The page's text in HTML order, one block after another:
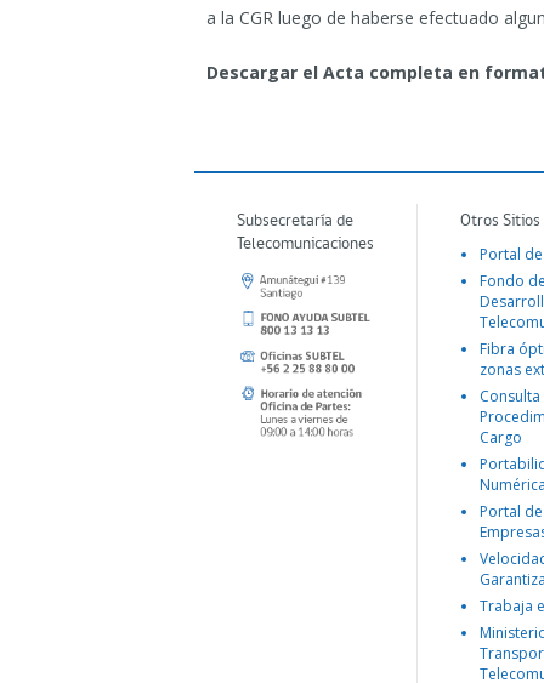
a la CGR luego de haberse efectuado
Descargar el Acta completa en
Subsecretaría de
Telecomunicaciones
Otros
Portal
Fondo
Fibra
zonas
Consulta
Cargo
Portal
Trabaja